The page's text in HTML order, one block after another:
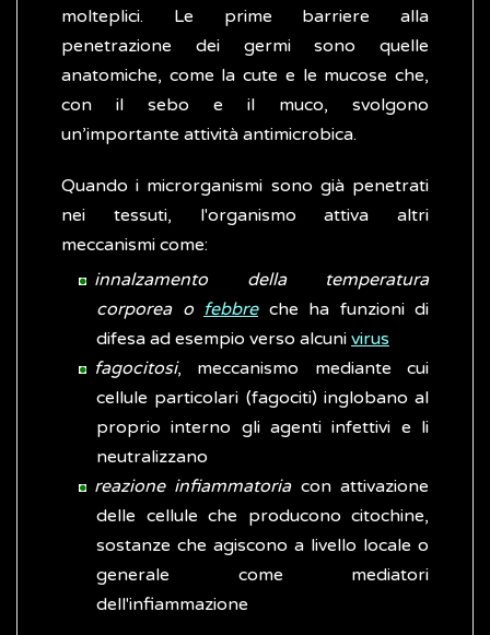
molteplici. Le prime barriere alla
penetrazione dei germi sono quelle
anatomiche, come la cute e le mucose che,
con il sebo e il muco, svolgono
un’importante attività antimicrobica.
Quando i microrganismi sono già penetrati
nei tessuti, l'organismo attiva altri
meccanismi come:
innalzamento della temperatura
corporea o febbreche ha funzioni di
difesa ad esempio verso alcuni virus
fagocitosi, meccanismo mediante cui
cellule particolari (fagociti) inglobano al
proprio interno gli agenti infettivi e li
neutralizzano
reazione infiammatoria con attivazione
delle cellule che producono citochine,
sostanze che agiscono a livello locale o
generale come mediatori
dell'infiammazione